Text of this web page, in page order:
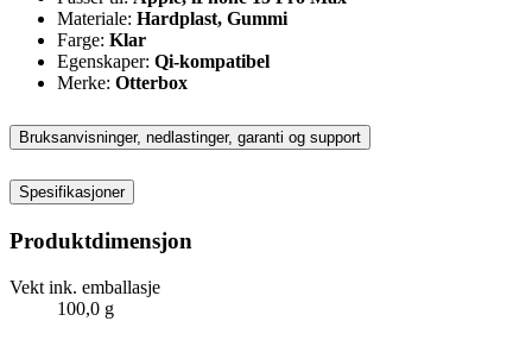
Materiale: Hardplast, Gummi
Farge: Klar
Egenskaper: Qi-kompatibel
Merke: Otterbox
Bruksanvisninger, nedlastinger, garanti og support
Spesifikasjoner
Produktdimensjon
Vekt ink. emballasje
100,0 g